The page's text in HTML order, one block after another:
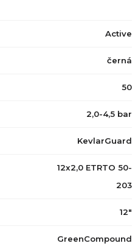
Active
černá
50
2,0-4,5 bar
KevlarGuard
12x2,0 ETRTO 50-
203
12"
GreenCompound